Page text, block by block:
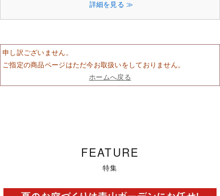
詳細を見る ≫
申し訳ございません。
ご指定の商品ページはただ今お取扱いをしておりません。
ホームへ戻る
FEATURE
特集